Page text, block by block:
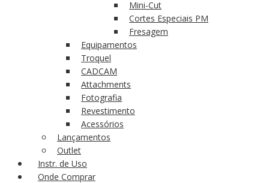
Mini-Cut
Cortes Especiais PM
Fresagem
Equipamentos
Troquel
CADCAM
Attachments
Fotografia
Revestimento
Acessórios
Lançamentos
Outlet
Instr. de Uso
Onde Comprar